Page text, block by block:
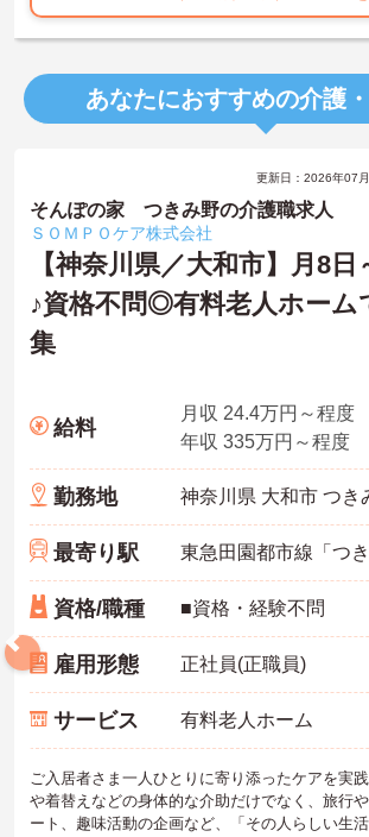
あなたにおすすめの介護
更新日：2026年07
そんぽの家 つきみ野の介護職求人
ＳＯＭＰＯケア株式会社
【神奈川県／大和市】月8日
♪資格不問◎有料老人ホーム
集
給料
勤務地
最寄り駅
資格/職種 ■資格・経験不問
雇用形態 正社員(正職員)
サービス 有料老人ホーム
ご入居者さま一人ひとりに寄り添ったケアを実
や着替えなどの身体的な介助だけでなく、旅行
ート、趣味活動の企画など、「その人らしい生